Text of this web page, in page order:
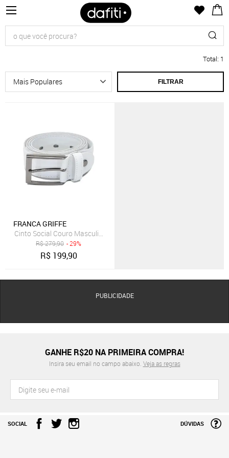
Total: 1
FILTRAR
FRANCA GRIFFE
Cinto Social Couro Masculino Fivela Metal Prata Elegante Branco
R$279,90 - 29%
R$ 199,90
PUBLICIDADE
GANHE R$20 NA PRIMEIRA COMPRA!
Insira seu email no campo abaixo. Veja as regras
SOCIAL DÚVIDAS